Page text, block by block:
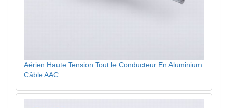
Aérien Haute Tension Tout le Conducteur En Aluminium
Câble AAC